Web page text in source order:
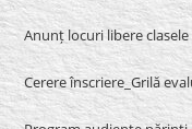
Anunț locuri libere clasele
Cerere înscriere_Grilă